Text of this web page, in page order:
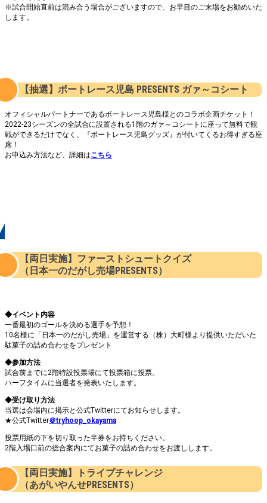
※試合開始直前は混み合う場合がございますので、お早目のご来場をお勧めいた
します。
【抽選】ボートレース児島 PRESENTS ガァ～コシート
オフィシャルパートナーであるボートレース児島様とのコラボ企画チケット！
2022-23シーズンの全試合に設置される1階のガァ～コシートに座って無料で観
戦ができるだけでなく、『ボートレース児島グッズ』が付いてくるお得すぎる座
席！
お申込み方法など、詳細はこちら
【両日実施】 ファーストシュートクイズ
（日本一のだがし売場PRESENTS）
◆イベント内容
一番最初のゴールを決める選手を予想！
10名様に「日本一のだがし売場」を運営する（株）大町様より提供いただいた
駄菓子の詰め合わせをプレゼント
◆参加方法
試合前までに2階特設投票場にて投票箱に投票。
ハーフタイムに当選者を発表いたします。
◆受け取り方法
当選は会場内に掲示と公式Twitterにてお知らせします。
★公式Twitter＠tryhoop_okayama
投票用紙の下を切り取った半券をお持ちください。
2階入場口前の総合案内にてお菓子の詰め合わせをお渡しします。
【両日実施】
トライプチャレンジ
（あがいやんせPRESENTS）